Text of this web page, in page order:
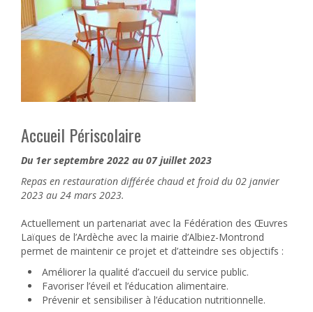
Accueil Périscolaire
Du 1er septembre 2022 au 07 juillet 2023
Repas en restauration différée chaud et froid du 02 janvier
2023 au 24 mars 2023.
Actuellement un partenariat avec la Fédération des Œuvres
Laïques de l’Ardèche avec la mairie d’Albiez-Montrond
permet de maintenir ce projet et d’atteindre ses objectifs :
Améliorer la qualité d’accueil du service public.
Favoriser l’éveil et l’éducation alimentaire.
Prévenir et sensibiliser à l’éducation nutritionnelle.